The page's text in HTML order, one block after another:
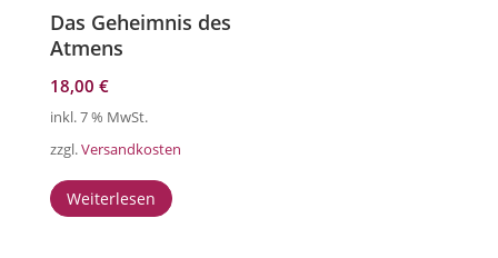
Das Geheimnis des
Atmens
18,00 €
inkl. 7 % MwSt.
zzgl.Versandkosten
Weiterlesen